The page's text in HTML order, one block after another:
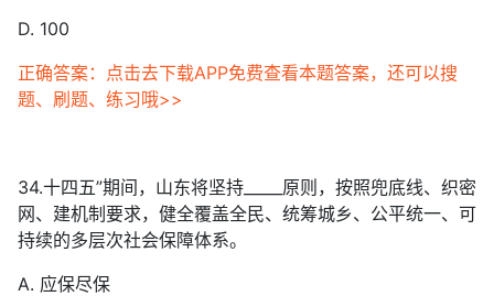
D. 100
正确答案：点击去下载APP免费查看本题答案，还可以搜
题、刷题、练习哦>>
34.十四五”期间，山东将坚持_____原则，按照兜底线、织密
网、建机制要求，健全覆盖全民、统筹城乡、公平统一、可
持续的多层次社会保障体系。
A. 应保尽保